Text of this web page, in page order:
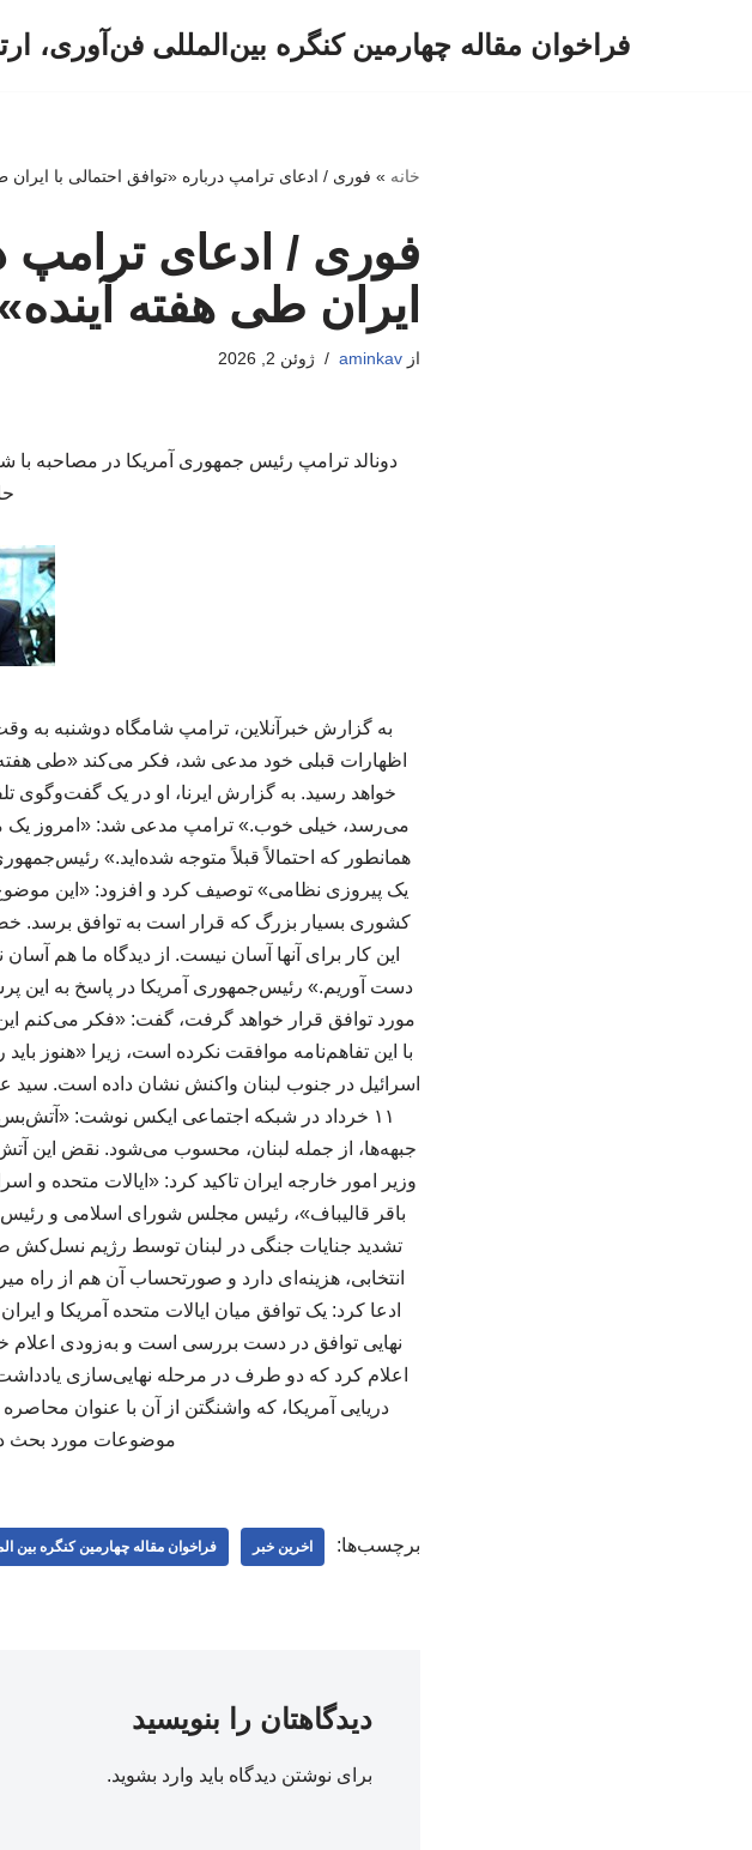
فراخوان مقاله چهارمین کنگره بین‌المللی فن‌آوری،
خانه » فوری / ادعای ترامپ درباره «توافق احتمالی با ایران
فوری / ادعای ترامپ
ایران طی هفته
ازaminkav ژوئن 2, 2026
دونالد ترامپ رئیس جمهوری آمریکا در مصاحبه با
به گزارش خبرآنلاین، ترامپ شامگاه دوشنبه به
اظهارات قبلی خود مدعی شد، فکر می‌کند «طی هفته
خواهد رسید. به گزارش ایرنا، او در یک گفت‌وگوی
می‌رسد، خیلی خوب.» ترامپ مدعی شد: «امروز یک
همانطور که احتمالاً قبلاً متوجه شده‌اید.»
یک پیروزی نظامی» توصیف کرد و افزود: «این
کشوری بسیار بزرگ که قرار است به توافق برسد.
این کار برای آنها آسان نیست. از دیدگاه ما هم
دست آوریم.» رئیس‌جمهوری آمریکا در پاسخ به این
مورد توافق قرار خواهد گرفت، گفت: «فکر می‌کنم
با این تفاهم‌نامه موافقت نکرده است، زیرا «هنوز
اسرائیل در جنوب لبنان واکنش نشان داده‌ است. سید
۱۱ خرداد در شبکه اجتماعی ایکس نوشت: «آتش‌بس
جبهه‌ها، از جمله لبنان، محسوب می‌شود. نقض این
وزیر امور خارجه ایران تاکید کرد: «ایالات متحده
باقر قالیباف»، رئیس مجلس شورای اسلامی و رئیس
تشدید جنایات جنگی در لبنان توسط رژیم نسل‌کش
ادعا کرد: یک توافق میان ایالات متحده آمریکا و
نهایی توافق در دست بررسی است و به‌زودی اعلام
اعلام کرد که دو طرف در مرحله نهایی‌سازی
دریایی آمریکا، که واشنگتن از آن با عنوان
موضوعات مورد بحث در
برچسب‌ها: اخرین خبر فراخوان مقاله چهارمین کنگره بین
دیدگاهتان را بنویسید
برای نوشتن دیدگاه باید وارد بشوید.